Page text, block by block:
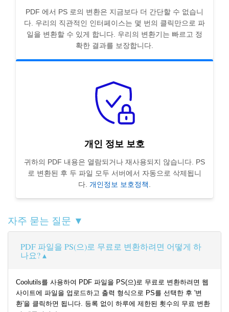
PDF 에서 PS 로의 변환은 지금보다 더 간단할 수 없습니
다. 우리의 직관적인 인터페이스는 몇 번의 클릭만으로 파
일을 변환할 수 있게 합니다. 우리의 변환기는 빠르고 정
확한 결과를 보장합니다.
개인 정보 보호
귀하의 PDF 내용은 열람되거나 재사용되지 않습니다. PS
로 변환된 후 두 파일 모두 서버에서 자동으로 삭제됩니
다. 개인정보 보호정책.
자주 묻는 질문 ▼
PDF 파일을 PS(으)로 무료로 변환하려면 어떻게 하
나요?
Coolutils를 사용하여 PDF 파일을 PS(으)로 무료로 변환하려면 웹
사이트에 파일을 업로드하고 출력 형식으로 PS를 선택한 후 '변
환'을 클릭하면 됩니다. 등록 없이 하루에 제한된 횟수의 무료 변환